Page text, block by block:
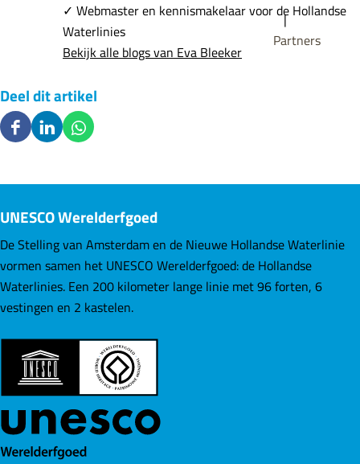
|
Partners
✓ Webmaster en kennismakelaar voor de Hollandse
Waterlinies
Bekijk alle blogs van Eva Bleeker
Deel dit artikel
D
d
e
z
e
p
g
n
a
o
p
D
d
e
z
e
p
g
i
n
a
o
p
D
d
e
z
e
p
g
a
o
p
UNESCO Werelderfgoed
De Stelling van Amsterdam en de Nieuwe Hollandse Waterlinie
vormen samen het UNESCO Werelderfgoed: de Hollandse
Waterlinies. Een 200 kilometer lange linie met 96 forten, 6
vestingen en 2 kastelen.